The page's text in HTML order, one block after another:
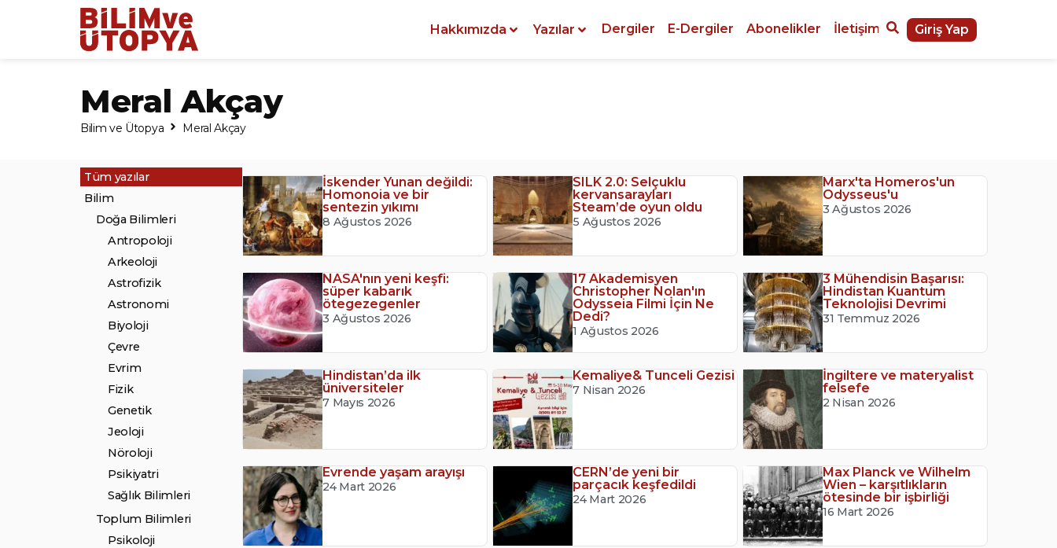
Hakkımızda Yazılar Dergiler E-Dergiler Abonelikler İletişim Giriş Yap
Meral Akçay
Bilim ve Ütopya Meral Akçay
Tüm yazılar
Bilim
Doğa Bilimleri
Antropoloji
Arkeoloji
Astrofizik
Astronomi
Biyoloji
Çevre
Evrim
Fizik
Genetik
Jeoloji
Nöroloji
Psikiyatri
Sağlık Bilimleri
Toplum Bilimleri
Psikoloji
İskender Yunan değildi:
Homonoia ve bir
sentezin yıkımı
8 Ağustos 2026
SILK 2.0: Selçuklu
kervansarayları
Steam’de oyun oldu
5 Ağustos 2026
Marx'ta Homeros'un
Odysseus'u
3 Ağustos 2026
NASA'nın yeni keşfi:
süper kabarık
ötegezegenler
3 Ağustos 2026
17 Akademisyen
Christopher Nolan'ın
Odysseia Filmi İçin Ne
Dedi?
1 Ağustos 2026
3 Mühendisin Başarısı:
Hindistan Kuantum
Teknolojisi Devrimi
31 Temmuz 2026
Hindistan’da ilk
üniversiteler
7 Mayıs 2026
Kemaliye& Tunceli Gezisi
7 Nisan 2026
İngiltere ve materyalist
felsefe
2 Nisan 2026
Evrende yaşam arayışı
24 Mart 2026
CERN’de yeni bir
parçacık keşfedildi
24 Mart 2026
Max Planck ve Wilhelm
Wien – karşıtlıkların
ötesinde bir işbirliği
16 Mart 2026